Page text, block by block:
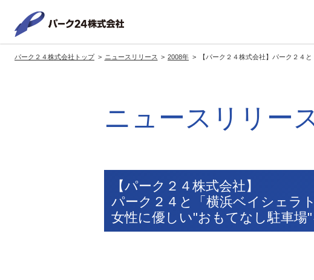
駐車場サービス
グループの方針・展開
展開ブランド
事業拠点
会社案内
沿革
経営方針
中期経営計画
（PDFファイル）
事業等のリスク
コーポレート・ガバナンス ※サステナビリティへリンク
トップコミットメント サステナビリ
サステナビ
環境 社会
パーク２４株式会社トップ ニュースリリース 2008年 【パーク２４株式会社】パーク２４
ニュースリリー
【パーク２４株式会社】
パーク２４と「横浜ベイシェラ
女性に優しい"おもてなし駐車場